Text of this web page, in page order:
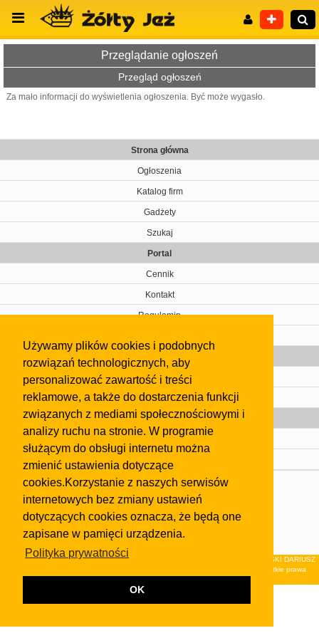
Używamy plików cookies i podobnych
rozwiązań technologicznych, aby
personalizować zawartość i treści
reklamowe, a także do dostarczenia funkcji
związanych z mediami społecznościowymi i
analizy ruchu na stronie. W programie
służącym do obsługi internetu można
zmienić ustawienia dotyczące
cookies.Korzystanie z naszych serwisów
internetowych bez zmiany ustawień
dotyczących cookies oznacza, że będą one
zapisane w pamięci urządzenia.
Polityka prywatności
OK
Przeglądanie ogłoszeń
Przegląd ogłoszeń
Za mało informacji do wyświetlenia ogłoszenia. Być może wygasło.
Strona główna
Ogłoszenia
Katalog firm
Gadżety
Szukaj
Portal
Cennik
Kontakt
Regulamin
Gazeta
Olkusz
Kontakt
Strefa dla biznesu
Biura nieruchomości
Dealerzy i autokomisy
Skontaktuj się z nami
regulaminuiPolityki Prywatności.
Klauzula FB
© 2026Wydawnictwo NEON sp. z o.o. (dawniej: FIRMA NEON MAREK KLUCZEWSKI DARIUSZ
KRAWCZYK s.c.) z siedzibą w Olkuszu, ul.Żuradzka 15, 32-300 Olkusz . Wszystkie prawa